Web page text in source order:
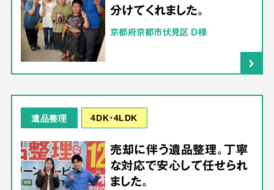
分けてくれました。
京都府京都市伏見区 D様
遺品整理 4DK･4LDK
売却に伴う遺品整理。丁寧
な対応で安心して任せられ
ました。